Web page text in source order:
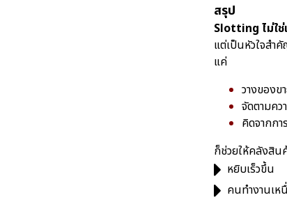
สรุป
Slotting ไม่ใช่
แต่เป็นหัวใจสำ
แค่
วางของข
จัดตามคว
คิดจากกา
ก็ช่วยให้คลังสิน
หยิบเร็วขึ้น
คนทำงานเ